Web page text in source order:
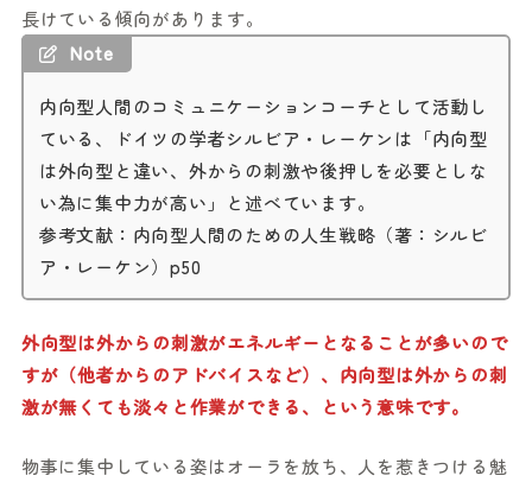
長けている傾向があります。
Note
内向型人間のコミュニケーションコーチとして活動し
ている、ドイツの学者シルビア・レーケンは「内向型
は外向型と違い、外からの刺激や後押しを必要としな
い為に集中力が高い」と述べています。
参考文献：内向型人間のための人生戦略（著：シルビ
ア・レーケン）p50
外向型は外からの刺激がエネルギーとなることが多いので
すが（他者からのアドバイスなど）、内向型は外からの刺
激が無くても淡々と作業ができる、という意味です。
物事に集中している姿はオーラを放ち、人を惹きつける魅